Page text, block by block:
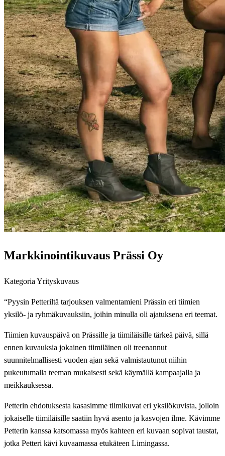
Markkinointikuvaus Prässi Oy
Kategoria Yrityskuvaus
“Pyysin Petteriltä tarjouksen valmentamieni Prässin eri tiimien
yksilö- ja ryhmäkuvauksiin, joihin minulla oli ajatuksena eri teemat.
Tiimien kuvauspäivä on Prässille ja tiimiläisille tärkeä päivä, sillä
ennen kuvauksia jokainen tiimiläinen oli treenannut
suunnitelmallisesti vuoden ajan sekä valmistautunut niihin
pukeutumalla teeman mukaisesti sekä käymällä kampaajalla ja
meikkauksessa.
Petterin ehdotuksesta kasasimme tiimikuvat eri yksilökuvista, jolloin
jokaiselle tiimiläisille saatiin hyvä asento ja kasvojen ilme. Kävimme
Petterin kanssa katsomassa myös kahteen eri kuvaan sopivat taustat,
jotka Petteri kävi kuvaamassa etukäteen Limingassa.